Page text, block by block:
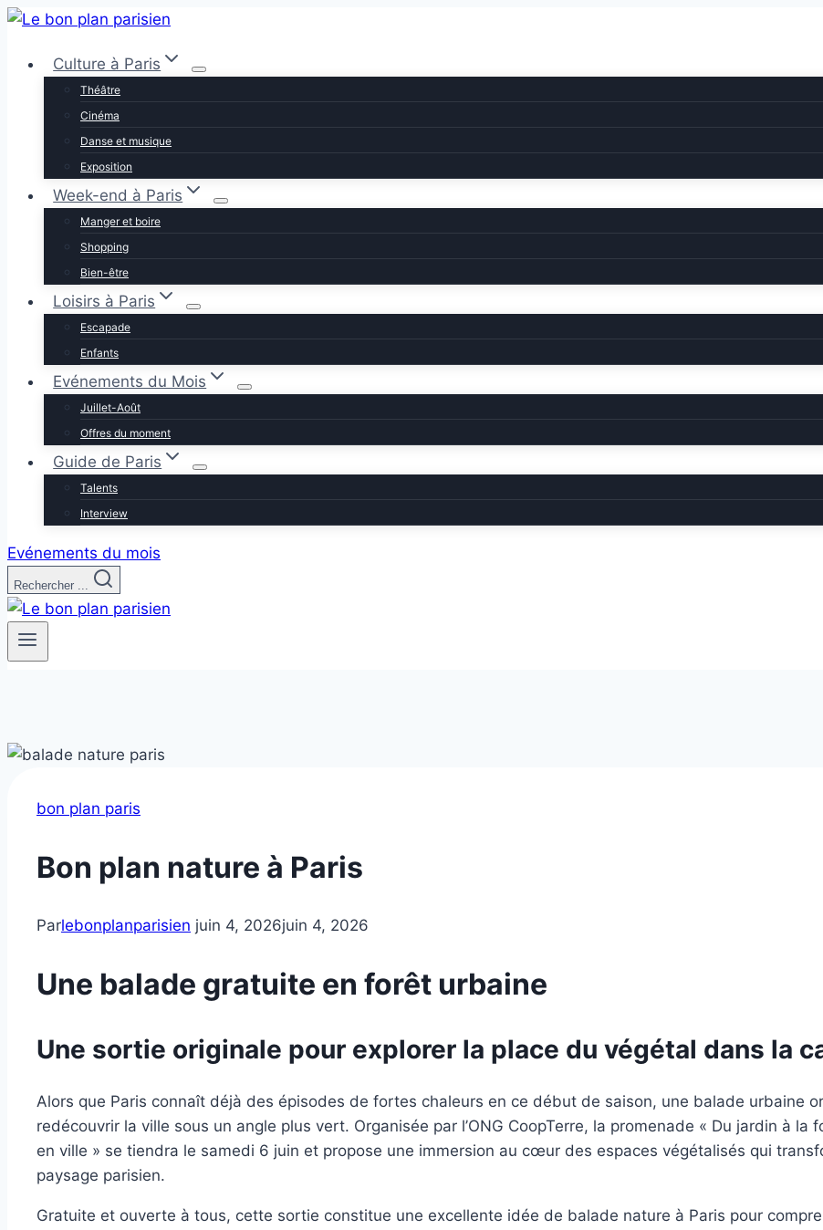
Aller
contenuCulture à Paris
Théâtre
Cinéma
Danse et musique
Exposition
Week-end à Paris
Manger et boire
Shopping
Bien-être
Loisirs à Paris
Escapade
Enfants
Evénements du Mois
Juillet-Août
Offres du moment
Guide de Paris
Talents
Interview
Evénements du mois
Rechercher ...
bon plan paris
Bon plan nature à Paris
Parlebonplanparisien juin 4, 2026juin 4, 2026
Une balade gratuite en forêt urbaine
Une sortie originale pour explorer la place du végétal dans la
Alors que Paris connaît déjà des épisodes de fortes chaleurs en ce début de saison, une balade urbaine
redécouvrir la ville sous un angle plus vert. Organisée par l’ONG CoopTerre, la promenade « Du jardin à la
en ville » se tiendra le samedi 6 juin et propose une immersion au cœur des espaces végétalisés qui
paysage parisien.
Gratuite et ouverte à tous, cette sortie constitue une excellente idée de balade nature à Paris pour